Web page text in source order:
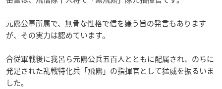
元麃公軍所属で、無骨な性格で信を嫌う旨の発言もあります
が、その実力は認めています。
合従軍戦後に我呂ら元麃公兵五百人とともに配属され、のちに
発足された乱戦特化兵「飛麃」の指揮官として猛威を振るいま
した。